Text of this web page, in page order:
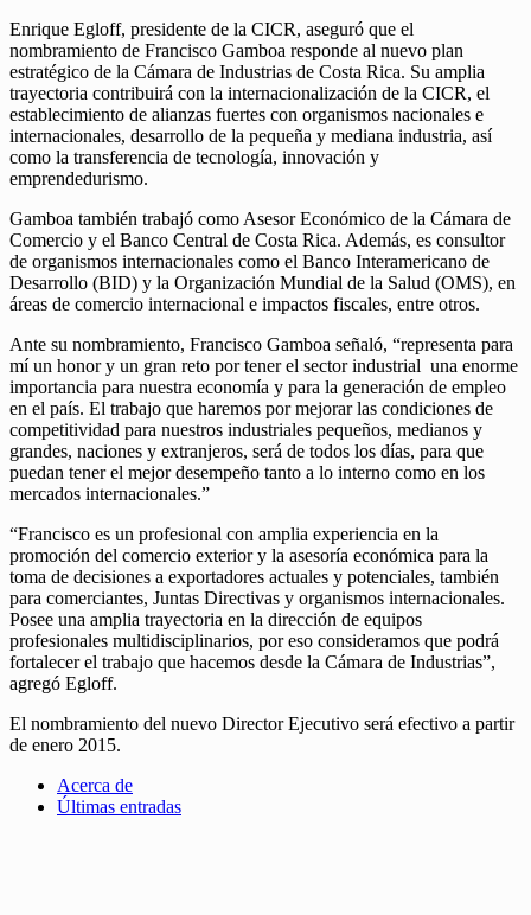
Enrique Egloff, presidente de la CICR, aseguró que el
nombramiento de Francisco Gamboa responde al nuevo plan
estratégico de la Cámara de Industrias de Costa Rica. Su amplia
trayectoria contribuirá con la internacionalización de la CICR, el
establecimiento de alianzas fuertes con organismos nacionales e
internacionales, desarrollo de la pequeña y mediana industria, así
como la transferencia de tecnología, innovación y
emprendedurismo.
Gamboa también trabajó como Asesor Económico de la Cámara de
Comercio y el Banco Central de Costa Rica. Además, es consultor
de organismos internacionales como el Banco Interamericano de
Desarrollo (BID) y la Organización Mundial de la Salud (OMS), en
áreas de comercio internacional e impactos fiscales, entre otros.
Ante su nombramiento, Francisco Gamboa señaló, “representa para
mí un honor y un gran reto por tener el sector industrial una enorme
importancia para nuestra economía y para la generación de empleo
en el país. El trabajo que haremos por mejorar las condiciones de
competitividad para nuestros industriales pequeños, medianos y
grandes, naciones y extranjeros, será de todos los días, para que
puedan tener el mejor desempeño tanto a lo interno como en los
mercados internacionales.”
“Francisco es un profesional con amplia experiencia en la
promoción del comercio exterior y la asesoría económica para la
toma de decisiones a exportadores actuales y potenciales, también
para comerciantes, Juntas Directivas y organismos internacionales.
Posee una amplia trayectoria en la dirección de equipos
profesionales multidisciplinarios, por eso consideramos que podrá
fortalecer el trabajo que hacemos desde la Cámara de Industrias”,
agregó Egloff.
El nombramiento del nuevo Director Ejecutivo será efectivo a partir
de enero 2015.
Acerca de
Últimas entradas